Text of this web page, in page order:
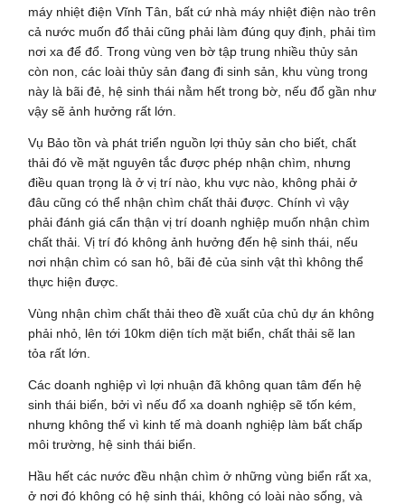
máy nhiệt điện Vĩnh Tân, bất cứ nhà máy nhiệt điện nào trên
cả nước muốn đổ thải cũng phải làm đúng quy định, phải tìm
nơi xa để đổ. Trong vùng ven bờ tập trung nhiều thủy sản
còn non, các loài thủy sản đang đi sinh sản, khu vùng trong
này là bãi đẻ, hệ sinh thái nằm hết trong bờ, nếu đổ gần như
vậy sẽ ảnh hưởng rất lớn.
Vụ Bảo tồn và phát triển nguồn lợi thủy sản cho biết, chất
thải đó về mặt nguyên tắc được phép nhận chìm, nhưng
điều quan trọng là ở vị trí nào, khu vực nào, không phải ở
đâu cũng có thể nhận chìm chất thải được. Chính vì vậy
phải đánh giá cẩn thận vị trí doanh nghiệp muốn nhận chìm
chất thải. Vị trí đó không ảnh hưởng đến hệ sinh thái, nếu
nơi nhận chìm có san hô, bãi đẻ của sinh vật thì không thể
thực hiện được.
Vùng nhận chìm chất thải theo đề xuất của chủ dự án không
phải nhỏ, lên tới 10km diện tích mặt biển, chất thải sẽ lan
tỏa rất lớn.
Các doanh nghiệp vì lợi nhuận đã không quan tâm đến hệ
sinh thái biển, bởi vì nếu đổ xa doanh nghiệp sẽ tốn kém,
nhưng không thể vì kinh tế mà doanh nghiệp làm bất chấp
môi trường, hệ sinh thái biển.
Hầu hết các nước đều nhận chìm ở những vùng biển rất xa,
ở nơi đó không có hệ sinh thái, không có loài nào sống, và